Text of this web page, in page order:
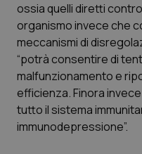
Quotidiano
Quotidiano
Quotidiano
Rene & patologie
ossia quelli diretti
organismo invece che
meccanismi di
“potrà consentire di
malfunzionamento e
efficienza. Finora
tutto il sistema
immunodepressione”.